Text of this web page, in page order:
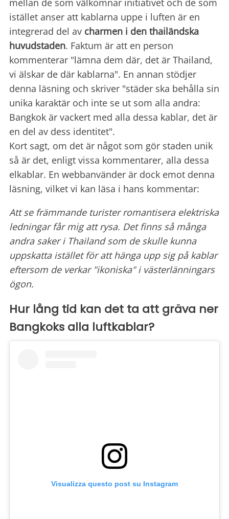
mellan de som välkomnar initiativet och de som
istället anser att kablarna uppe i luften är en
integrerad del av charmen i den thailändska
huvudstaden. Faktum är att en person
kommenterar "lämna dem där, det är Thailand,
vi älskar de där kablarna". En annan stödjer
denna läsning och skriver "städer ska behålla sin
unika karaktär och inte se ut som alla andra:
Bangkok är vackert med alla dessa kablar, det är
en del av dess identitet".
Kort sagt, om det är något som gör staden unik
så är det, enligt vissa kommentarer, alla dessa
elkablar. En webbanvänder är dock emot denna
läsning, vilket vi kan läsa i hans kommentar:
Att se främmande turister romantisera elektriska
ledningar får mig att rysa. Det finns så många
andra saker i Thailand som de skulle kunna
uppskatta istället för att hänga upp sig på kablar
eftersom de verkar "ikoniska" i västerlänningars
ögon.
Hur lång tid kan det ta att gräva ner
Bangkoks alla luftkablar?
Visualizza questo post su Instagram